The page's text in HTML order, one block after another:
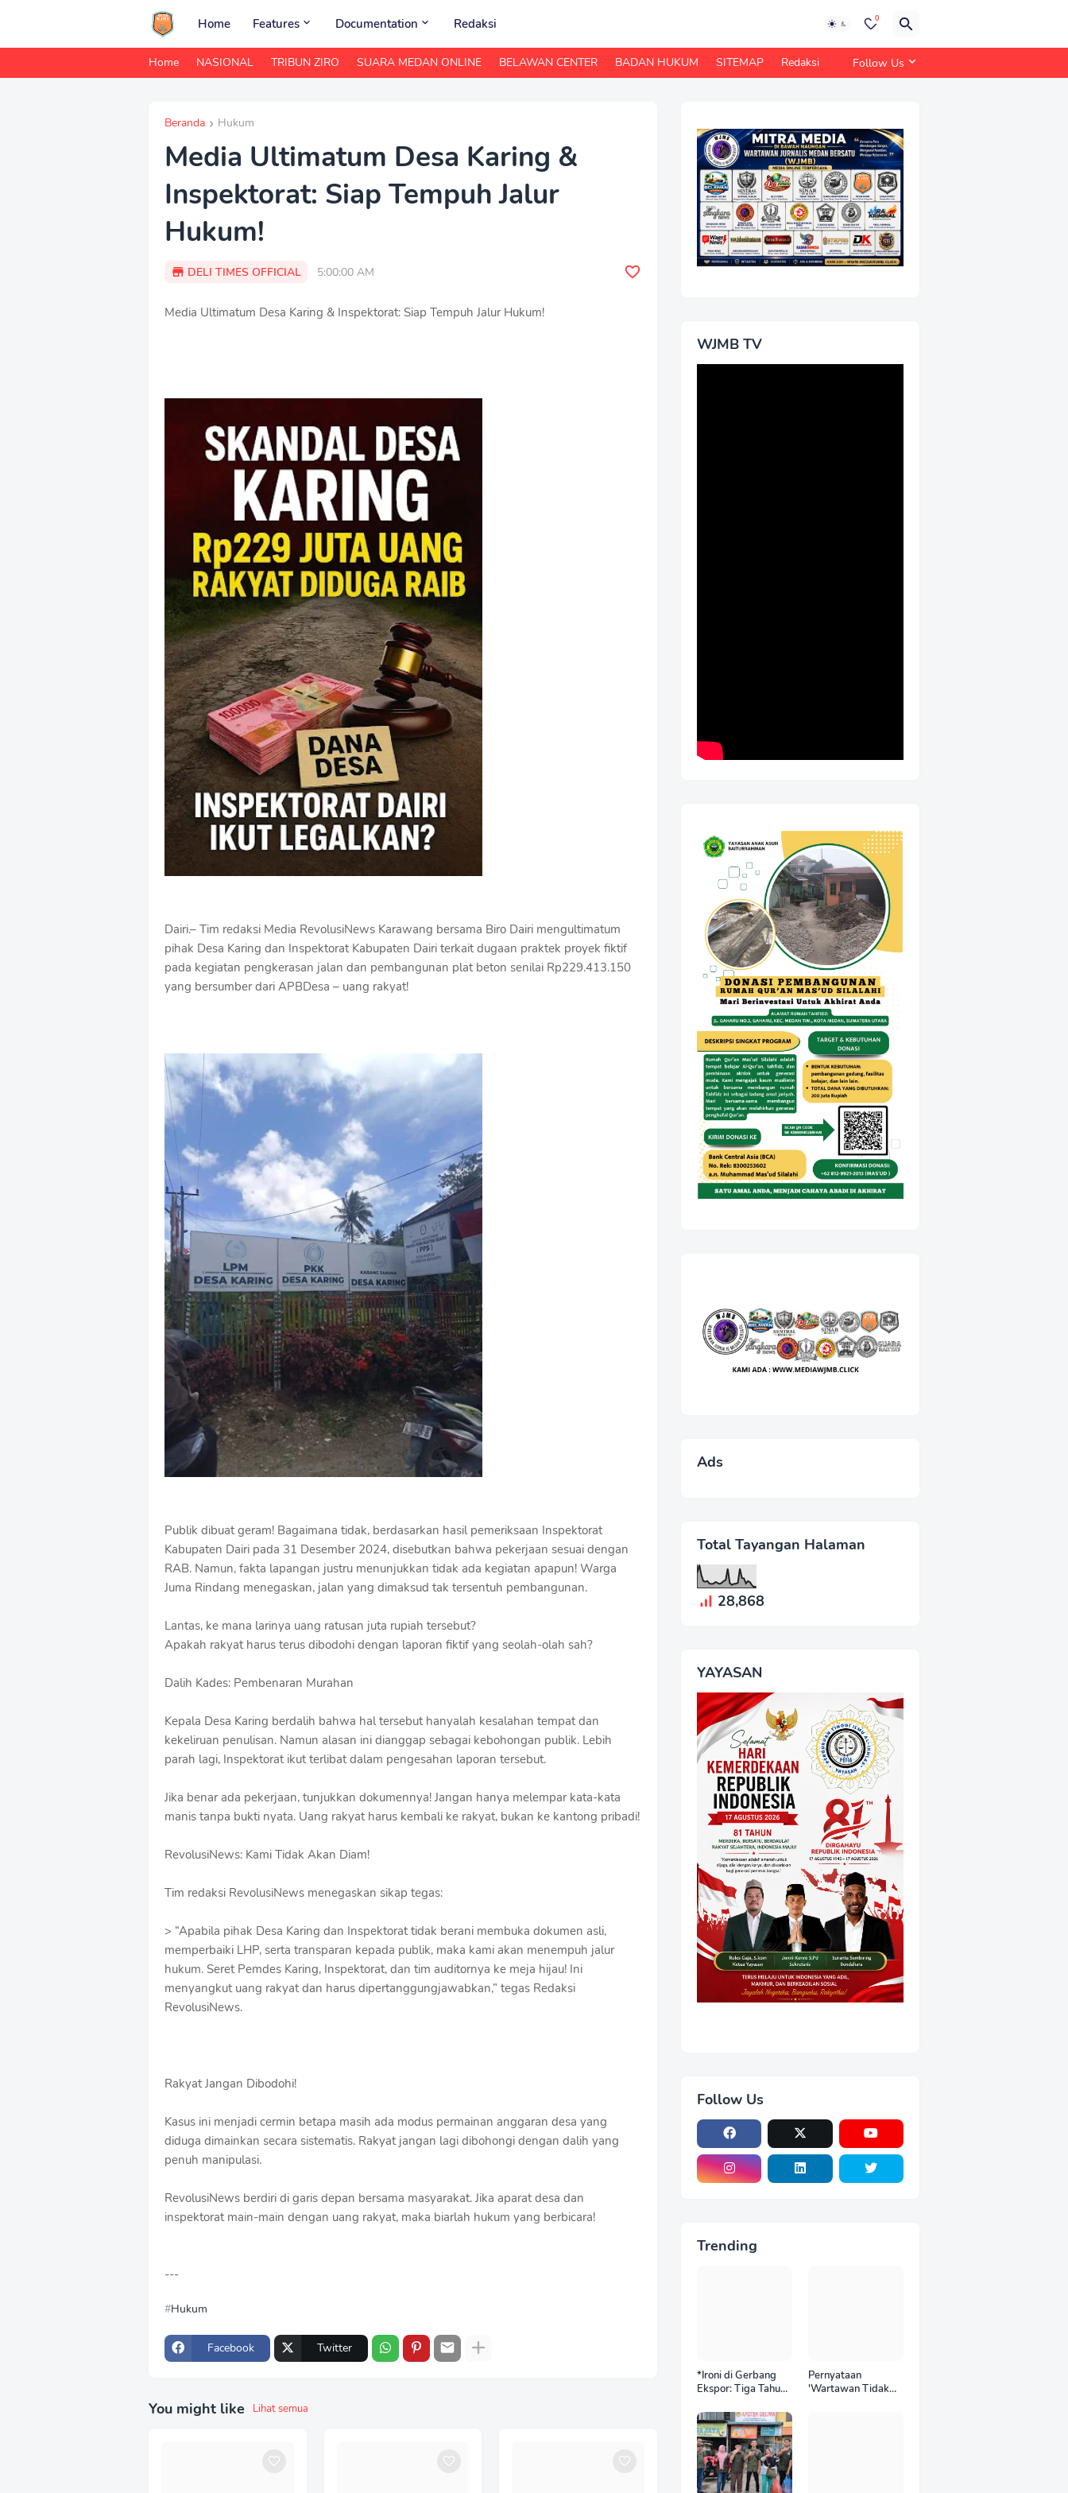
Home Features Documentation Redaksi 0
Home NASIONAL TRIBUN ZIRO SUARA MEDAN ONLINE BELAWAN CENTER BADAN HUKUM SITEMAP Redaksi Follow Us
Beranda Hukum
Media Ultimatum Desa Karing &
Inspektorat: Siap Tempuh Jalur
Hukum!
DELI TIMES OFFICIAL 5:00:00 AM
Media Ultimatum Desa Karing & Inspektorat: Siap Tempuh Jalur Hukum!
Dairi.– Tim redaksi Media RevolusiNews Karawang bersama Biro Dairi mengultimatum
pihak Desa Karing dan Inspektorat Kabupaten Dairi terkait dugaan praktek proyek fiktif
pada kegiatan pengkerasan jalan dan pembangunan plat beton senilai Rp229.413.150
yang bersumber dari APBDesa – uang rakyat!
Publik dibuat geram! Bagaimana tidak, berdasarkan hasil pemeriksaan Inspektorat
Kabupaten Dairi pada 31 Desember 2024, disebutkan bahwa pekerjaan sesuai dengan
RAB. Namun, fakta lapangan justru menunjukkan tidak ada kegiatan apapun! Warga
Juma Rindang menegaskan, jalan yang dimaksud tak tersentuh pembangunan.
Lantas, ke mana larinya uang ratusan juta rupiah tersebut?
Apakah rakyat harus terus dibodohi dengan laporan fiktif yang seolah-olah sah?
Dalih Kades: Pembenaran Murahan
Kepala Desa Karing berdalih bahwa hal tersebut hanyalah kesalahan tempat dan
kekeliruan penulisan. Namun alasan ini dianggap sebagai kebohongan publik. Lebih
parah lagi, Inspektorat ikut terlibat dalam pengesahan laporan tersebut.
Jika benar ada pekerjaan, tunjukkan dokumennya! Jangan hanya melempar kata-kata
manis tanpa bukti nyata. Uang rakyat harus kembali ke rakyat, bukan ke kantong pribadi!
RevolusiNews: Kami Tidak Akan Diam!
Tim redaksi RevolusiNews menegaskan sikap tegas:
> “Apabila pihak Desa Karing dan Inspektorat tidak berani membuka dokumen asli,
memperbaiki LHP, serta transparan kepada publik, maka kami akan menempuh jalur
hukum. Seret Pemdes Karing, Inspektorat, dan tim auditornya ke meja hijau! Ini
menyangkut uang rakyat dan harus dipertanggungjawabkan,” tegas Redaksi
RevolusiNews.
Rakyat Jangan Dibodohi!
Kasus ini menjadi cermin betapa masih ada modus permainan anggaran desa yang
diduga dimainkan secara sistematis. Rakyat jangan lagi dibohongi dengan dalih yang
penuh manipulasi.
RevolusiNews berdiri di garis depan bersama masyarakat. Jika aparat desa dan
inspektorat main-main dengan uang rakyat, maka biarlah hukum yang berbicara!
---
Hukum
Facebook Twitter
You might like Lihat semua
WJMB TV
Ads
Total Tayangan Halaman
28,868
YAYASAN
Follow Us
Trending
*Ironi di Gerbang
Ekspor: Tiga Tahun
BNCT, Upah Pekerja
Sektor Internasional
Justru Anjlok di
Bawah Sektor
Domestik*
Pernyataan
'Wartawan Tidak